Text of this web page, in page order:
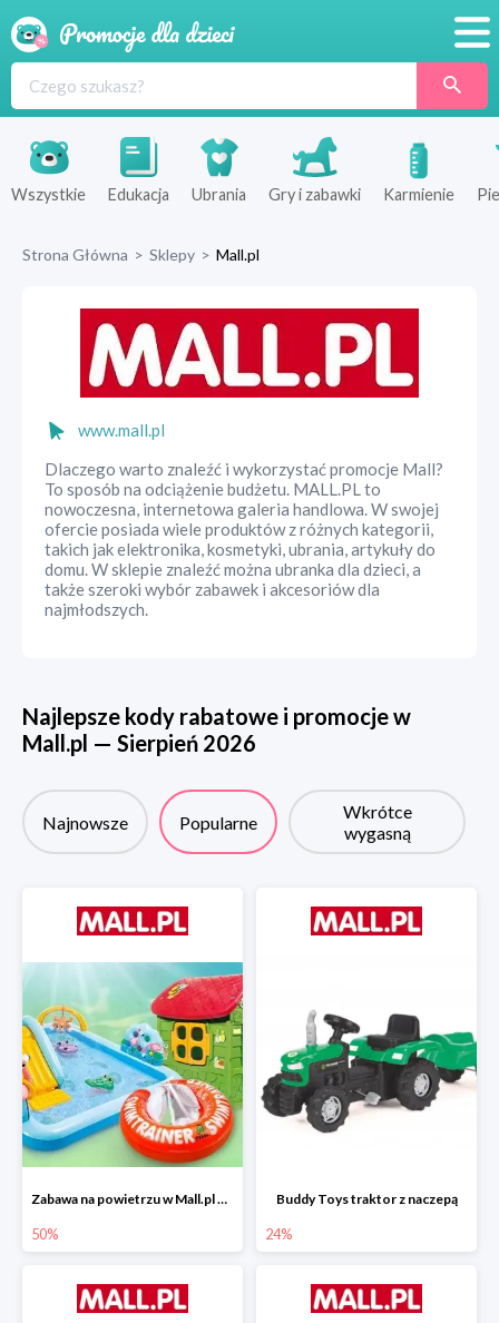
Produkty
Sklepy
Wszystkie Edukacja Ubrania Gry i zabawki Karmienie
Strona Główna > Sklepy > Mall.pl
www.mall.pl
Dlaczego warto znaleźć i wykorzystać promocje Mall?
To sposób na odciążenie budżetu. MALL.PL to
nowoczesna, internetowa galeria handlowa. W swojej
ofercie posiada wiele produktów z różnych kategorii,
takich jak elektronika, kosmetyki, ubrania, artykuły do
domu. W sklepie znaleźć można ubranka dla dzieci, a
także szeroki wybór zabawek i akcesoriów dla
najmłodszych.
Najlepsze kody rabatowe i promocje w
Mall.pl — Sierpień 2026
Najnowsze Popularne
Wkrótce
wygasną
Zabawa na powietrzu w Mall.pl do -50%
50%
Buddy Toys traktor z naczepą
24%